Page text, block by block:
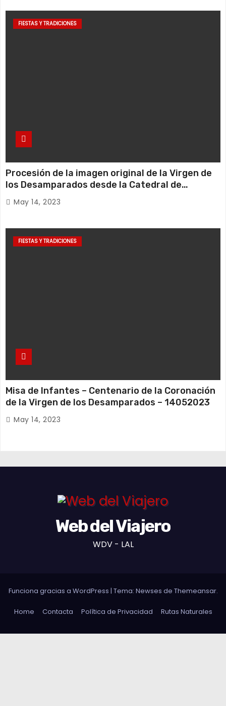
FIESTAS Y TRADICIONES
Procesión de la imagen original de la Virgen de
los Desamparados desde la Catedral de
Valencia hasta el Puente Del Real
May 14, 2023
FIESTAS Y TRADICIONES
Misa de Infantes – Centenario de la Coronación
de la Virgen de los Desamparados – 14052023
May 14, 2023
Web del Viajero
WDV - LAL
Funciona gracias a WordPress | Tema: Newses de Themeansar.
Home Contacta Política de Privacidad Rutas Naturales